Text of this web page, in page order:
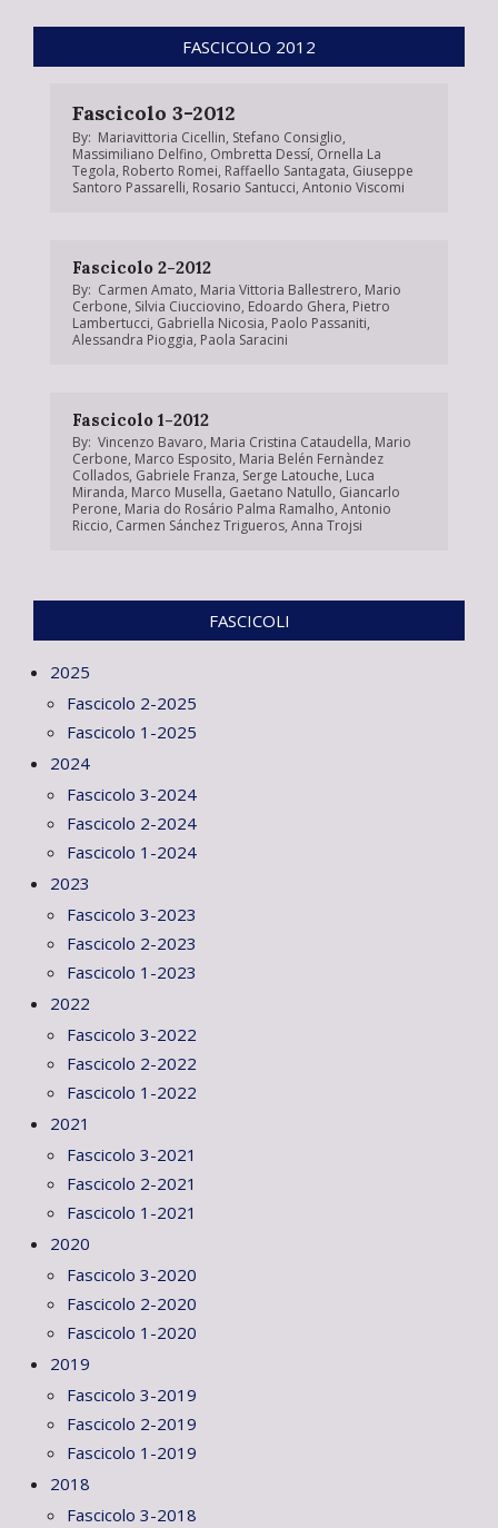
FASCICOLO 2012
Fascicolo 3-2012
By: Mariavittoria Cicellin, Stefano Consiglio,
Massimiliano Delfino, Ombretta Dessí, Ornella La
Tegola, Roberto Romei, Raffaello Santagata, Giuseppe
Santoro Passarelli, Rosario Santucci, Antonio Viscomi
Fascicolo 2-2012
By: Carmen Amato, Maria Vittoria Ballestrero, Mario
Cerbone, Silvia Ciucciovino, Edoardo Ghera, Pietro
Lambertucci, Gabriella Nicosia, Paolo Passaniti,
Alessandra Pioggia, Paola Saracini
Fascicolo 1-2012
By: Vincenzo Bavaro, Maria Cristina Cataudella, Mario
Cerbone, Marco Esposito, Maria Belén Fernàndez
Collados, Gabriele Franza, Serge Latouche, Luca
Miranda, Marco Musella, Gaetano Natullo, Giancarlo
Perone, Maria do Rosário Palma Ramalho, Antonio
Riccio, Carmen Sánchez Trigueros, Anna Trojsi
FASCICOLI
2025
Fascicolo 2-2025
Fascicolo 1-2025
2024
Fascicolo 3-2024
Fascicolo 2-2024
Fascicolo 1-2024
2023
Fascicolo 3-2023
Fascicolo 2-2023
Fascicolo 1-2023
2022
Fascicolo 3-2022
Fascicolo 2-2022
Fascicolo 1-2022
2021
Fascicolo 3-2021
Fascicolo 2-2021
Fascicolo 1-2021
2020
Fascicolo 3-2020
Fascicolo 2-2020
Fascicolo 1-2020
2019
Fascicolo 3-2019
Fascicolo 2-2019
Fascicolo 1-2019
2018
Fascicolo 3-2018